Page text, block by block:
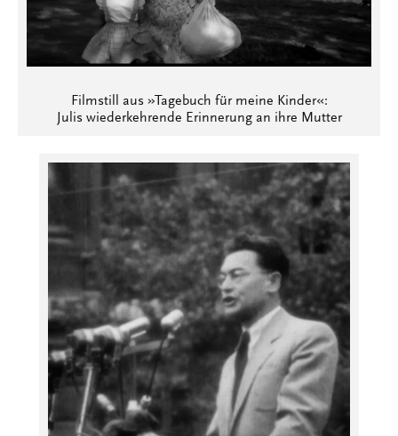
Filmstill aus »Tagebuch für meine Kinder«:
Julis wiederkehrende Erinnerung an ihre Mutter